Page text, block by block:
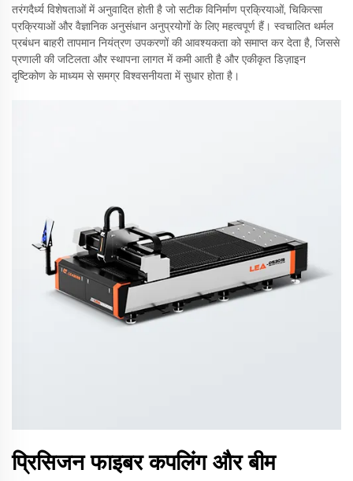
तरंगदैर्ध्य विशेषताओं में अनुवादित होती है जो सटीक विनिर्माण प्रक्रियाओं, चिकित्सा
प्रक्रियाओं और वैज्ञानिक अनुसंधान अनुप्रयोगों के लिए महत्वपूर्ण हैं। स्वचालित थर्मल
प्रबंधन बाहरी तापमान नियंत्रण उपकरणों की आवश्यकता को समाप्त कर देता है, जिससे
प्रणाली की जटिलता और स्थापना लागत में कमी आती है और एकीकृत डिज़ाइन
दृष्टिकोण के माध्यम से समग्र विश्वसनीयता में सुधार होता है।
प्रिसिजन फाइबर कपलिंग और बीम